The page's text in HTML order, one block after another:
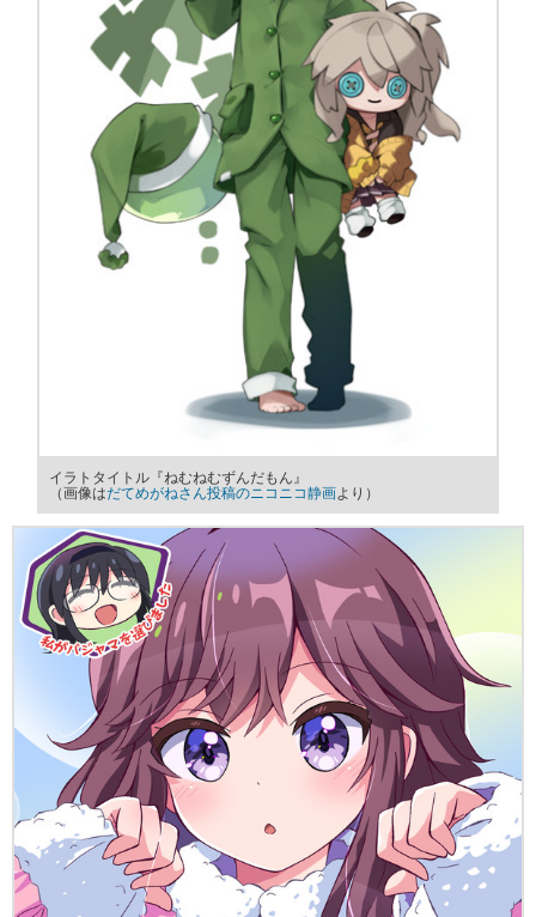
イラトタイトル『ねむねむずんだもん』
（画像はだてめがねさん投稿のニコニコ静画より）